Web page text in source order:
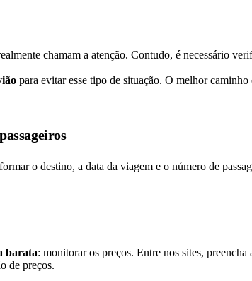
chamam a atenção. Contudo, é necessário
para evitar esse tipo de situação. O melhor
o destino, a data da viagem e o número de
barata: monitorar os preços. Entre nos sites,
de preços.